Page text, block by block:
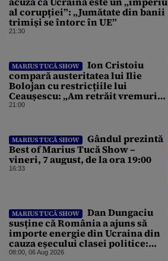
al corupției”: „Jumătate din banii
trimiși se întorc în UE”
21:30
MARIUS TUCĂ SHOW
Ion Cristoiu
compară austeritatea lui Ilie
Bolojan cu restricțiile lui
Ceaușescu: „Am retrăit vremurile
tinereții”
21:00
MARIUS TUCĂ SHOW
Gândul prezintă
Best of Marius Tucă Show –
vineri, 7 august, de la ora 19:00
16:33
MARIUS TUCĂ SHOW
Dan Dungaciu
susține că România a ajuns să
importe energie din Ucraina din
cauza eșecului clasei politice:
Este bilanțul politic al ultimilor
08:00, 06 Aug 2026